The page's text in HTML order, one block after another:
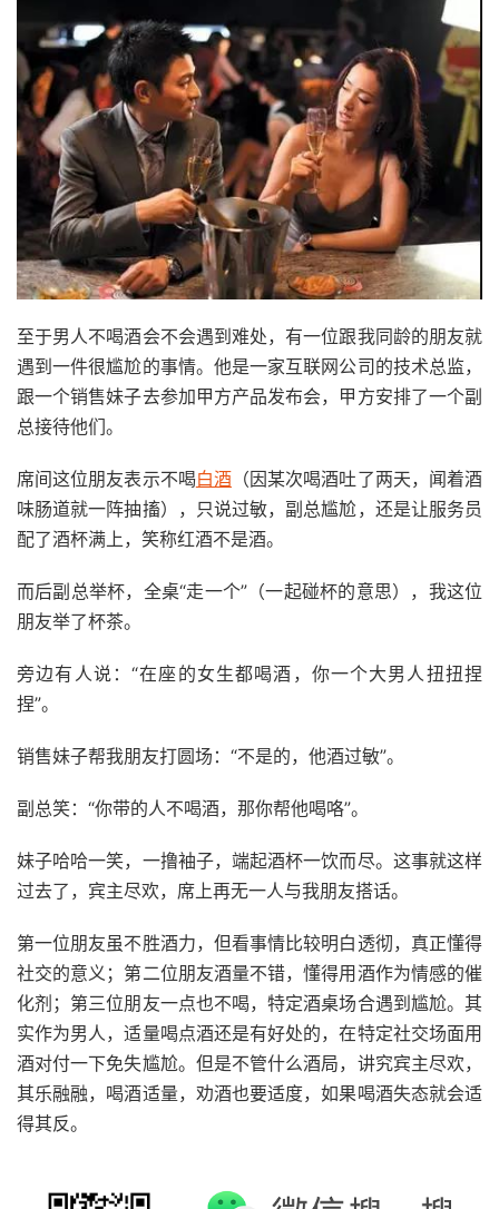
至于男人不喝酒会不会遇到难处，有一位跟我同龄的朋友就
遇到一件很尴尬的事情。他是一家互联网公司的技术总监，
跟一个销售妹子去参加甲方产品发布会，甲方安排了一个副
总接待他们。
席间这位朋友表示不喝白酒（因某次喝酒吐了两天，闻着酒
味肠道就一阵抽搐），只说过敏，副总尴尬，还是让服务员
配了酒杯满上，笑称红酒不是酒。
而后副总举杯，全桌“走一个”（一起碰杯的意思），我这位
朋友举了杯茶。
旁边有人说：“在座的女生都喝酒，你一个大男人扭扭捏
捏”。
销售妹子帮我朋友打圆场：“不是的，他酒过敏”。
副总笑：“你带的人不喝酒，那你帮他喝咯”。
妹子哈哈一笑，一撸袖子，端起酒杯一饮而尽。这事就这样
过去了，宾主尽欢，席上再无一人与我朋友搭话。
第一位朋友虽不胜酒力，但看事情比较明白透彻，真正懂得
社交的意义；第二位朋友酒量不错，懂得用酒作为情感的催
化剂；第三位朋友一点也不喝，特定酒桌场合遇到尴尬。其
实作为男人，适量喝点酒还是有好处的，在特定社交场面用
酒对付一下免失尴尬。但是不管什么酒局，讲究宾主尽欢，
其乐融融，喝酒适量，劝酒也要适度，如果喝酒失态就会适
得其反。